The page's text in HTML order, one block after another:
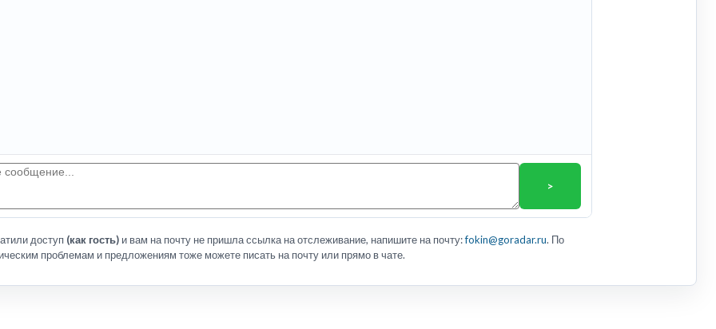
>
доступ (как гость) и вам на почту не пришла ссылка на отслеживание, напишите на почту:fokin@goradar.ru. По
проблемам и предложениям тоже можете писать на почту или прямо в чате.